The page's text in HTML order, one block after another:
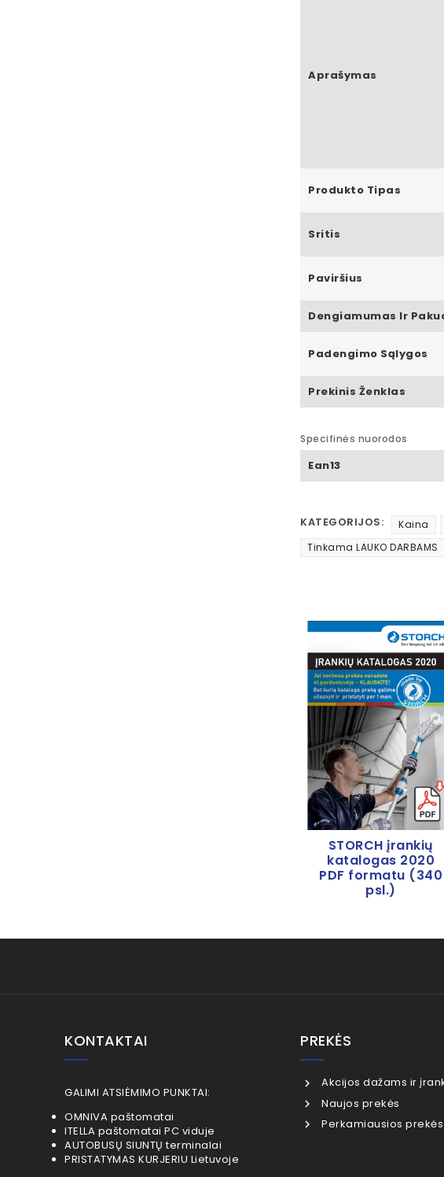
Aprašymas
Produkto Tipas
Sritis
Paviršius
Dengiamumas Ir
Padengimo Sąlygos
Prekinis Ženklas
Specifinės nuorodos
Ean13
KATEGORIJOS: Kaina
Tinkama LAUKO DARBAMS
STORCH įrankių
katalogas 2020
PDF formatu (340
psl.)
KONTAKTAI
GALIMI ATSIĖMIMO PUNKTAI:
OMNIVA paštomatai
ITELLA paštomatai PC viduje
AUTOBUSŲ SIUNTŲ terminalai
PRISTATYMAS KURJERIU Lietuvoje
PREKĖS
Akcijos dažams ir
Naujos prekės
Perkamiausios prekės